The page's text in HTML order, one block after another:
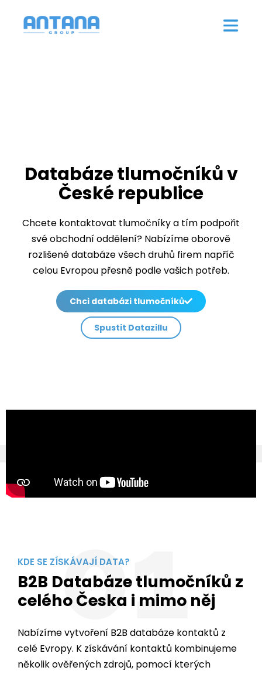
Databáze tlumočníků v
České republice
Chcete kontaktovat tlumočníky a tím podpořit
své obchodní oddělení? Nabízíme oborově
rozlišené databáze všech druhů firem napříč
celou Evropou přesně podle vašich potřeb.
Chci databázi tlumočníků
Spustit Datazillu
01
KDE SE ZÍSKÁVAJÍ DATA?
B2B Databáze tlumočníků z
celého Česka i mimo něj
Nabízíme vytvoření B2B databáze kontaktů z
celé Evropy. K získávání kontaktů kombinujeme
několik ověřených zdrojů, pomocí kterých